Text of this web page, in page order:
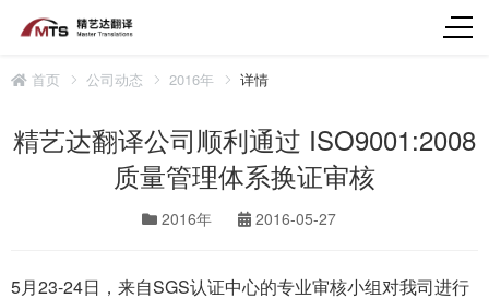
首页 公司动态 2016年 详情
精艺达翻译公司顺利通过 ISO9001:2008
质量管理体系换证审核
2016年 2016-05-27
5月23-24日，来自SGS认证中心的专业审核小组对我司进行